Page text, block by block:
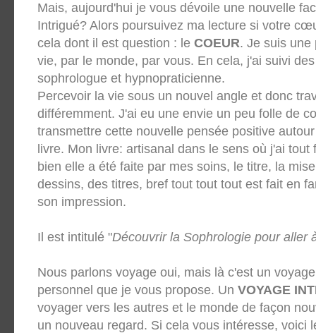
Mais, aujourd'hui je vous dévoile une nouvelle
Intrigué? Alors poursuivez ma lecture si votre
cela dont il est question : le COEUR. Je suis une
vie, par le monde, par vous. En cela, j'ai suivi
sophrologue et hypnopraticienne.
Percevoir la vie sous un nouvel angle et donc
différemment. J'ai eu une envie un peu folle de
transmettre cette nouvelle pensée positive
livre. Mon livre: artisanal dans le sens où j'ai
bien elle a été faite par mes soins, le titre, la
dessins, des titres, bref tout tout tout est fait en
son impression.
Il est intitulé "Découvrir la Sophrologie pour aller
Nous parlons voyage oui, mais là c'est un
personnel que je vous propose. Un VOYAGE
voyager vers les autres et le monde de façon
un nouveau regard. Si cela vous intéresse, voici